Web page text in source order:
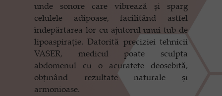
unde sonore care vibrează și sparg
celulele adipoase, facilitând astfel
îndepărtarea lor cu ajutorul unui tub de
lipoaspirație. Datorită preciziei tehnicii
VASER, medicul poate sculpta
abdomenul cu o acuratețe deosebită,
obținând rezultate naturale și
armonioase.